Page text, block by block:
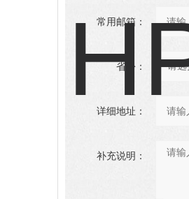
常用邮箱：
省份：
详细地址：
补充说明：